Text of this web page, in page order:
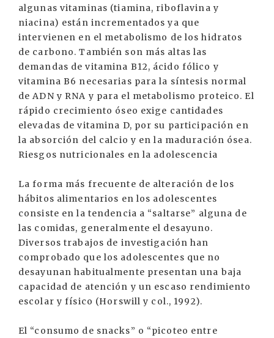
algunas vitaminas (tiamina, riboflavina y
niacina) están incrementados ya que
intervienen en el metabolismo de los hidratos
de carbono. También son más altas las
demandas de vitamina B12, ácido fólico y
vitamina B6 necesarias para la síntesis normal
de ADN y RNA y para el metabolismo proteico. El
rápido crecimiento óseo exige cantidades
elevadas de vitamina D, por su participación en
la absorción del calcio y en la maduración ósea.
Riesgos nutricionales en la adolescencia
La forma más frecuente de alteración de los
hábitos alimentarios en los adolescentes
consiste en la tendencia a “saltarse” alguna de
las comidas, generalmente el desayuno.
Diversos trabajos de investigación han
comprobado que los adolescentes que no
desayunan habitualmente presentan una baja
capacidad de atención y un escaso rendimiento
escolar y físico (Horswill y col., 1992).
El “consumo de snacks” o “picoteo entre